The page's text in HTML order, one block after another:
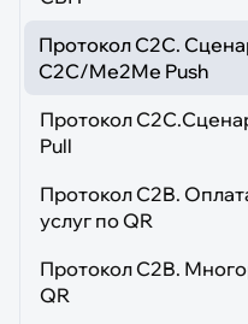
PaymentRequest .
Шаг 1.
Смотришаг 1 в
участников СБП»
Протокол С2С.
C2C/Me2Me Push
Протокол
Pull
Протокол C2B.
услуг по QR
Протокол C2B.
QR